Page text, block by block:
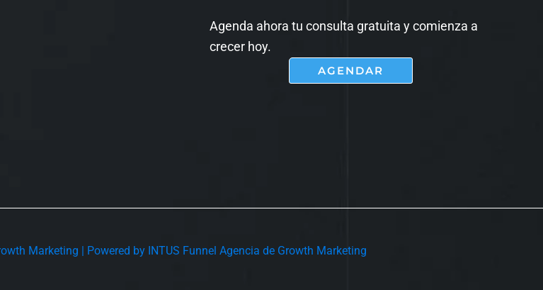
Agenda ahora tu consulta gratuita y comienza a
crecer hoy.
AGENDAR
Marketing | Powered by INTUS Funnel Agencia de Growth Marketing